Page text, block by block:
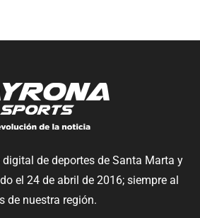
de deportes de Santa Marta y
el 24 de abril de 2016; siempre al
de nuestra región.